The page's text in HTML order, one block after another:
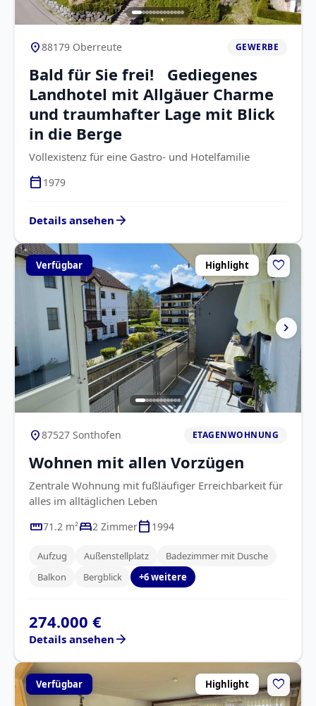
location_on88179 Oberreute GEWERBE
Bald für Sie frei! Gediegenes
Landhotel mit Allgäuer Charme
und traumhafter Lage mit Blick
in die Berge
Vollexistenz für eine Gastro- und Hotelfamilie
calendar_today 1979
Details ansehen arrow_forward
chevron_right
Verfügbar favorite
Highlight
location_on87527 Sonthofen ETAGENWOHNUNG
Wohnen mit allen Vorzügen
Zentrale Wohnung mit fußläufiger Erreichbarkeit für
alles im alltäglichen Leben
straighten71.2 m²bed2 Zimmercalendar_today 1994
Aufzug Außenstellplatz
Badezimmer mit Dusche
Balkon
Bergblick +6 weitere
274.000 €
Details ansehen arrow_forward
Verfügbar favorite
Highlight